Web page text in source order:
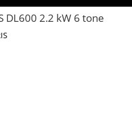
DL600 2.2 kW 6 tone